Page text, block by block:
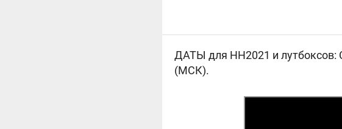
ДАТЫ для НН2021 и лутбоксов:
(МСК).